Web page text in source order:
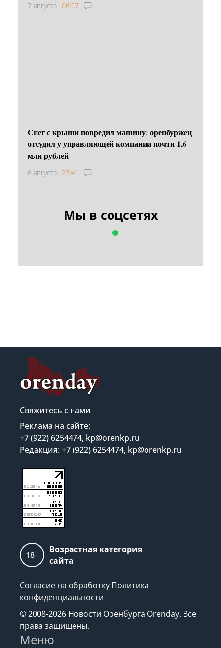
7 августа 06:07
Снег с крыши повредил машину: оренбуржец
отсудил у управляющей компании почти 1,6
млн рублей
6 августа 23:41
Мы в соцсетях
Свяжитесь с нами
Реклама на сайте:
+7 (922) 6254474, kp@orenkp.ru
Редакция: +7 (922) 6254474, kp@orenkp.ru
18+
Возрастная категория
сайта
Согласие на обработку Политика
конфиденциальности
© 2008-2026 Новости Оренбурга Orenday. Все
права защищены.
Меню